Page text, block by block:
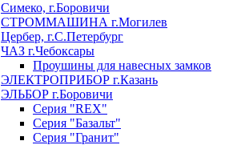
Симеко, г.Боровичи
СТРОММАШИНА г.Могилев
Цербер, г.С.Петербург
ЧАЗ г.Чебоксары
Проушины для навесных замков
ЭЛЕКТРОПРИБОР г.Казань
ЭЛЬБОР г.Боровичи
Серия "REX"
Серия "Базальт"
Серия "Гранит"